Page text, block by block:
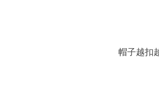
帽子越扣